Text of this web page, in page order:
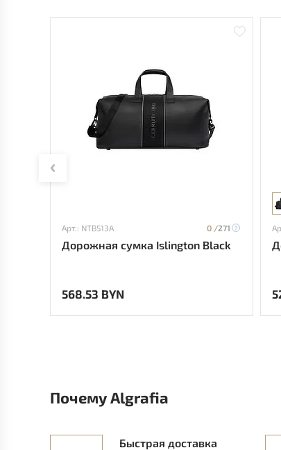
Арт.: NTB513A 0 /271
Дорожная сумка Islington Black
568.53 BYN
Почему Algrafia
Быстрая доставка